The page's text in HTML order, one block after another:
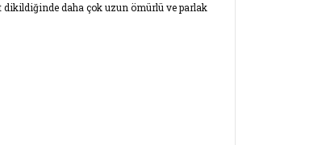
dikildiğinde daha çok uzun ömürlü ve parlak